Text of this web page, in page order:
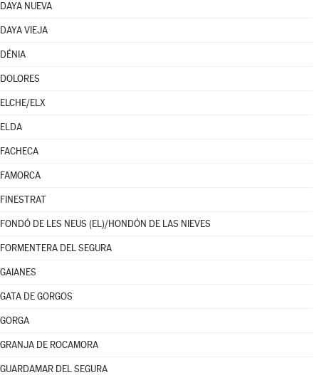
DAYA NUEVA
DAYA VIEJA
DÉNIA
DOLORES
ELCHE/ELX
ELDA
FACHECA
FAMORCA
FINESTRAT
FONDÓ DE LES NEUS (EL)/HONDÓN DE LAS NIEVES
FORMENTERA DEL SEGURA
GAIANES
GATA DE GORGOS
GORGA
GRANJA DE ROCAMORA
GUARDAMAR DEL SEGURA